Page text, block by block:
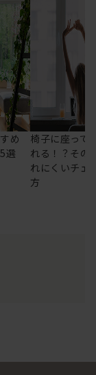
め
選
椅子に座って
れる！？その
れにくいチェ
方